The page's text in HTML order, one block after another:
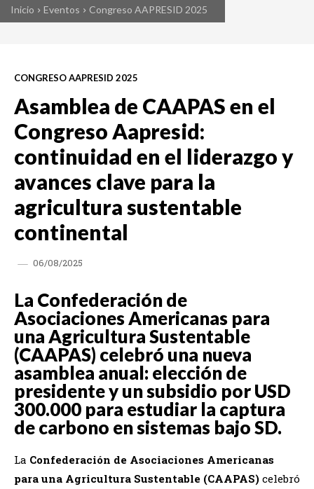
Inicio Eventos Congreso AAPRESID 2025
CONGRESO AAPRESID 2025
Asamblea de CAAPAS en el
Congreso Aapresid:
continuidad en el liderazgo y
avances clave para la
agricultura sustentable
continental
06/08/2025
La Confederación de
Asociaciones Americanas para
una Agricultura Sustentable
(CAAPAS) celebró una nueva
asamblea anual: elección de
presidente y un subsidio por USD
300.000 para estudiar la captura
de carbono en sistemas bajo SD.
La Confederación de Asociaciones Americanas
para una Agricultura Sustentable (CAAPAS) celebró